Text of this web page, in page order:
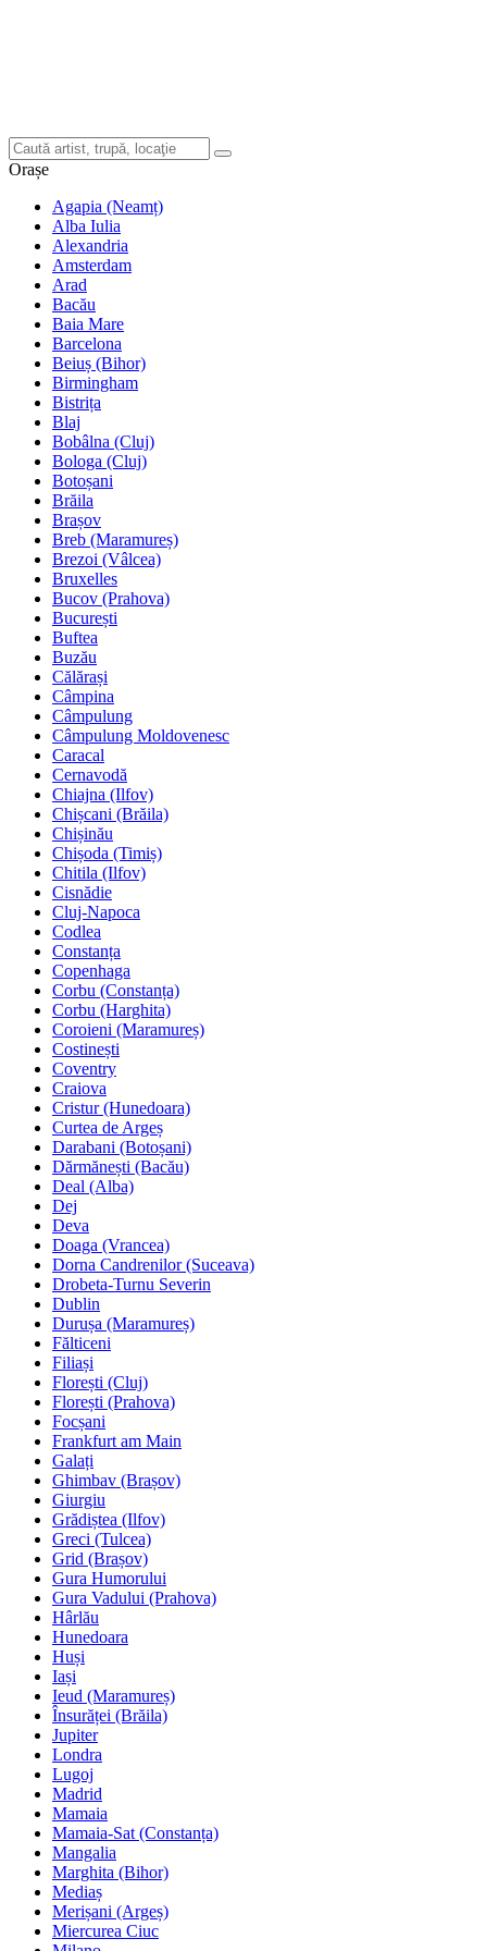
Orașe
Agapia (Neamț)
Alba Iulia
Alexandria
Amsterdam
Arad
Bacău
Baia Mare
Barcelona
Beiuș (Bihor)
Birmingham
Bistrița
Blaj
Bobâlna (Cluj)
Bologa (Cluj)
Botoșani
Brăila
Brașov
Breb (Maramureș)
Brezoi (Vâlcea)
Bruxelles
Bucov (Prahova)
București
Buftea
Buzău
Călărași
Câmpina
Câmpulung
Câmpulung Moldovenesc
Caracal
Cernavodă
Chiajna (Ilfov)
Chișcani (Brăila)
Chișinău
Chișoda (Timiș)
Chitila (Ilfov)
Cisnădie
Cluj-Napoca
Codlea
Constanța
Copenhaga
Corbu (Constanța)
Corbu (Harghita)
Coroieni (Maramureș)
Costinești
Coventry
Craiova
Cristur (Hunedoara)
Curtea de Argeș
Darabani (Botoșani)
Dărmănești (Bacău)
Deal (Alba)
Dej
Deva
Doaga (Vrancea)
Dorna Candrenilor (Suceava)
Drobeta-Turnu Severin
Dublin
Durușa (Maramureș)
Fălticeni
Filiași
Florești (Cluj)
Florești (Prahova)
Focșani
Frankfurt am Main
Galați
Ghimbav (Brașov)
Giurgiu
Grădiștea (Ilfov)
Greci (Tulcea)
Grid (Brașov)
Gura Humorului
Gura Vadului (Prahova)
Hârlău
Hunedoara
Huși
Iași
Ieud (Maramureș)
Însurăței (Brăila)
Jupiter
Londra
Lugoj
Madrid
Mamaia
Mamaia-Sat (Constanța)
Mangalia
Marghita (Bihor)
Mediaș
Merișani (Argeș)
Miercurea Ciuc